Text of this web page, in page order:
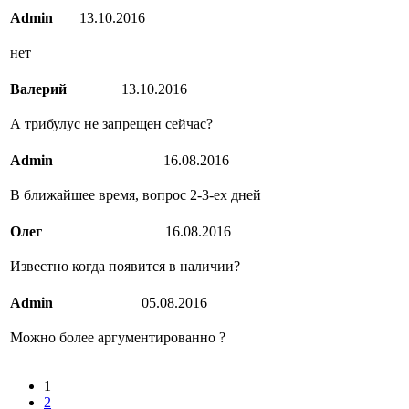
Admin 13.10.2016
нет
Валерий 13.10.2016
А трибулус не запрещен сейчас?
Admin 16.08.2016
В ближайшее время, вопрос 2-3-ех дней
Олег 16.08.2016
Известно когда появится в наличии?
Admin 05.08.2016
Можно более аргументированно ?
1
2